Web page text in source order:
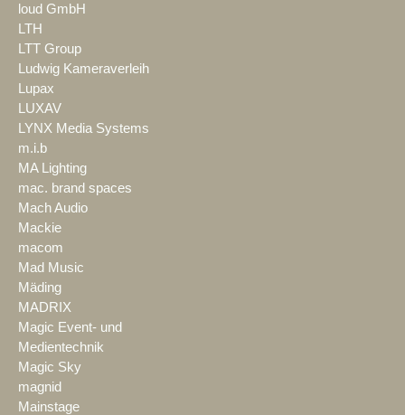
loud GmbH
LTH
LTT Group
Ludwig Kameraverleih
Lupax
LUXAV
LYNX Media Systems
m.i.b
MA Lighting
mac. brand spaces
Mach Audio
Mackie
macom
Mad Music
Mäding
MADRIX
Magic Event- und
Medientechnik
Magic Sky
magnid
Mainstage